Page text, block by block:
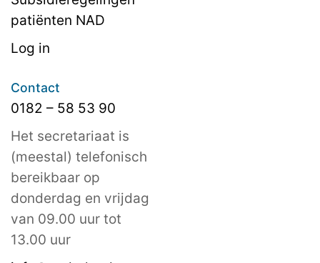
patiënten NAD
Log in
Contact
0182 – 58 53 90
Het secretariaat is
(meestal) telefonisch
bereikbaar op
donderdag en vrijdag
van 09.00 uur tot
13.00 uur